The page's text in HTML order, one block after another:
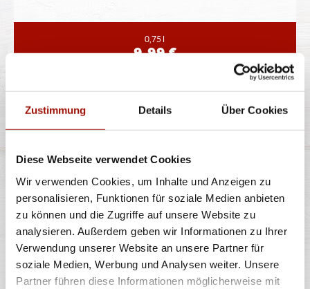
Zustimmung Details Über Cookies
Diese Webseite verwendet Cookies
Wir verwenden Cookies, um Inhalte und Anzeigen zu
personalisieren, Funktionen für soziale Medien anbieten
zu können und die Zugriffe auf unsere Website zu
analysieren. Außerdem geben wir Informationen zu Ihrer
Verwendung unserer Website an unsere Partner für
soziale Medien, Werbung und Analysen weiter. Unsere
Partner führen diese Informationen möglicherweise mit
0,75 l
9,99 €
CHIANTI
Flasche pfandfrei
12% vol. Alkohol
(14,27€ / 1l)
0,75 l
9,99 €